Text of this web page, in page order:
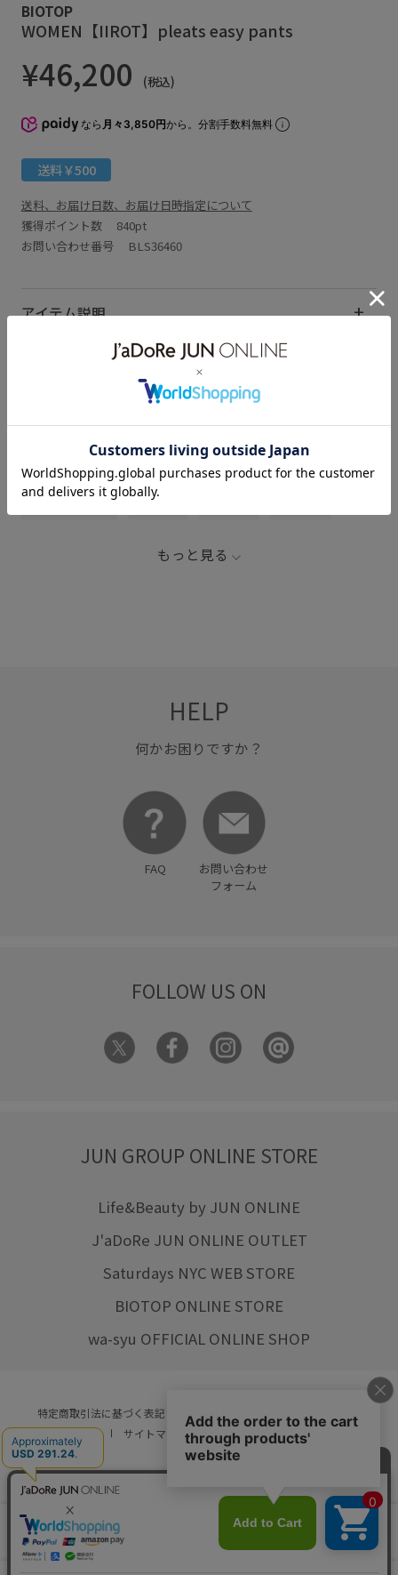
BIOTOP
WOMEN【IIROT】pleats easy pants
¥46,200 (税込)
なら 月々3,850円から。分割手数料無料
送料￥500
送料、お届け日数、お届け日時指定について
獲得ポイント数 840pt
お問い合わせ番号 BLS36460
アイテム説明
サイズ・素材・お手入れ方法
関連タグ
2026_18W_BO IIROT イージーパンツ
もっと見る
HELP
何かお困りですか？
FAQ
お問い合わせ
フォーム
FOLLOW US ON
JUN GROUP ONLINE STORE
Life&Beauty by JUN ONLINE
J'aDoRe JUN ONLINE OUTLET
Saturdays NYC WEB STORE
BIOTOP ONLINE STORE
wa-syu OFFICIAL ONLINE SHOP
特定商取引法に基づく表記 プライバシーポリシー
ご利用規約
サイトマップ リクルート ご利用ガイド
© JUN CO.,LTD. ALL RIGHTS RESERVED.
店舗在庫
をみる
カートに入れる